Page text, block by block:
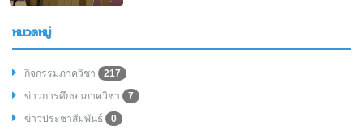
หมวดหมู่
กิจกรรมภาควิชา
217
ข่าวการศึกษาภาควิชา
7
ข่าวประชาสัมพันธ์
0